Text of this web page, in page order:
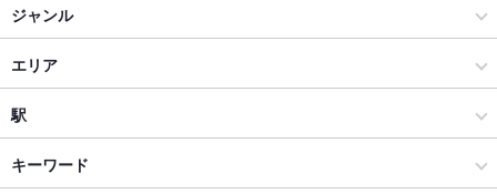
海鮮と産地鶏の炭火焼 うお鶏
個室完備 海鮮と産地鶏の炭火焼 鶏菜 静岡駅前店
完全個室 海鮮と産地鶏の炭火焼 うお鶏 浜松店
完全個室 海鮮と産地鶏の炭火焼 うお鶏 清水店
ジャンル
居酒屋
和風
御殿場・富士・沼津・三島 × 居酒屋
エリア
沼津
沼津 × 居酒屋
駅
大岡駅
キーワード